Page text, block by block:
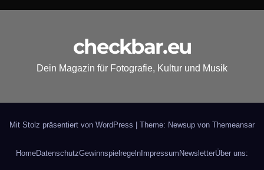
checkbar.eu
Dein Magazin für Fotografie, Kultur und Musik
Mit Stolz präsentiert von WordPress | Theme: Newsup von Themeansar
HomeDatenschutzGewinnspielregeln Impressum NewsletterÜber uns: